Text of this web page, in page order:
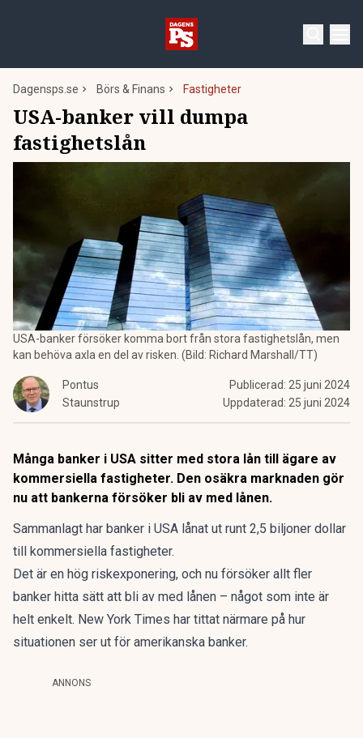
Dagensps.se Börs & Finans Fastigheter
USA-banker vill dumpa
fastighetslån
USA-banker försöker komma bort från stora fastighetslån, men
kan behöva axla en del av risken. (Bild: Richard Marshall/TT)
Pontus
Staunstrup
Publicerad: 25 juni 2024
Uppdaterad: 25 juni 2024
Många banker i USA sitter med stora lån till ägare av
kommersiella fastigheter. Den osäkra marknaden gör
nu att bankerna försöker bli av med lånen.
Sammanlagt har banker i USA lånat ut runt 2,5 biljoner dollar
till kommersiella fastigheter.
Det är en hög riskexponering, och nu försöker allt fler
banker hitta sätt att bli av med lånen – något som inte är
helt enkelt. New York Times har tittat närmare på hur
situationen ser ut för amerikanska banker.
ANNONS